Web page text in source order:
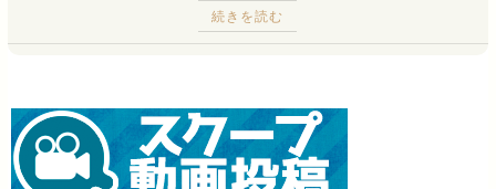
続きを読む